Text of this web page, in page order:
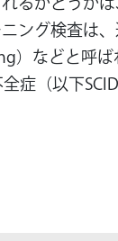
ング検査は
）などと呼ば
全症（以下